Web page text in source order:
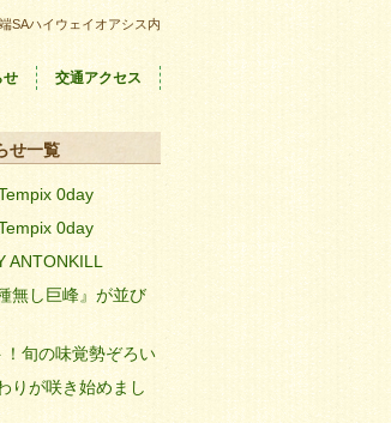
SAハイウェイオアシス内
せ 交通アクセス
せ一覧
0day
0day
ANTONKILL
無し巨峰』が並び
旬の味覚勢ぞろい
りが咲き始めまし